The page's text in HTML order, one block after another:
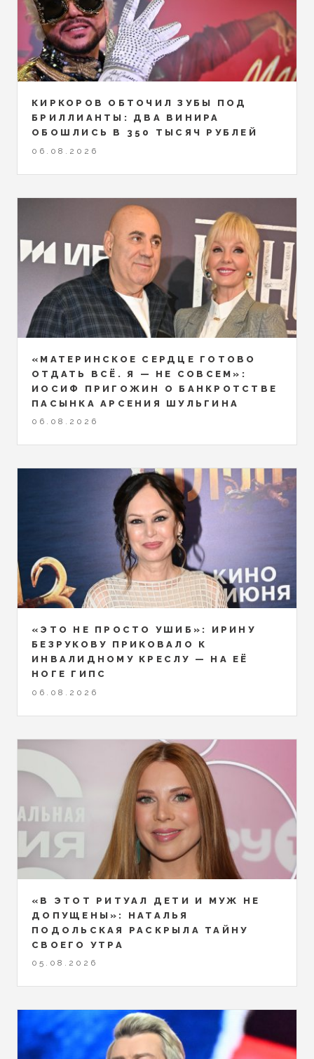
КИРКОРОВ ОБТОЧИЛ ЗУБЫ ПОД
БРИЛЛИАНТЫ: ДВА ВИНИРА
ОБОШЛИСЬ В 350 ТЫСЯЧ РУБЛЕЙ
06.08.2026
«МАТЕРИНСКОЕ СЕРДЦЕ ГОТОВО
ОТДАТЬ ВСЁ. Я — НЕ СОВСЕМ»:
ИОСИФ ПРИГОЖИН О БАНКРОТСТВЕ
ПАСЫНКА АРСЕНИЯ ШУЛЬГИНА
06.08.2026
«ЭТО НЕ ПРОСТО УШИБ»: ИРИНУ
БЕЗРУКОВУ ПРИКОВАЛО К
ИНВАЛИДНОМУ КРЕСЛУ — НА ЕЁ
НОГЕ ГИПС
06.08.2026
«В ЭТОТ РИТУАЛ ДЕТИ И МУЖ НЕ
ДОПУЩЕНЫ»: НАТАЛЬЯ
ПОДОЛЬСКАЯ РАСКРЫЛА ТАЙНУ
СВОЕГО УТРА
05.08.2026